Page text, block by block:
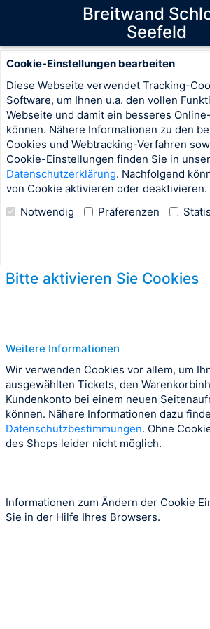
Breitwand
Seefeld
Cookie-Einstellungen bearbeiten
Diese Webseite verwendet Tracking-
Software, um Ihnen u.a. den vollen
Webseite und damit ein besseres
können. Nähere Informationen zu den
Cookies und Webtracking-Verfahren
Cookie-Einstellungen finden Sie in
Datenschutzerklärung. Nachfolgend
von Cookie aktivieren oder deaktivieren.
Notwendig
Präferenzen
Bitte aktivieren Sie Cookies
Weitere Informationen
Wir verwenden Cookies vor allem, um
ausgewählten Tickets, den
Kundenkonto bei einem neuen
können. Nähere Informationen dazu
Datenschutzbestimmungen. Ohne
des Shops leider nicht möglich.
Informationen zum Ändern der Cookie
Sie in der Hilfe Ihres Browsers.